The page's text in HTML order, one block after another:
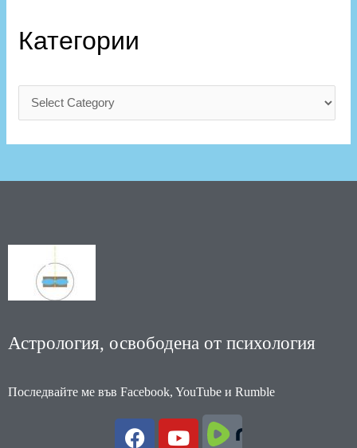
Категории
Астрология, освободена от психология
Последвайте ме във Facebook, YouTube и Rumble
F
a
Y
o